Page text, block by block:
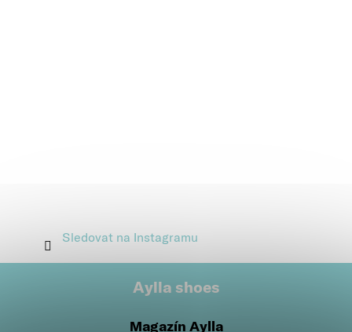
Sledovat na Instagramu
Aylla shoes
Magazín Aylla